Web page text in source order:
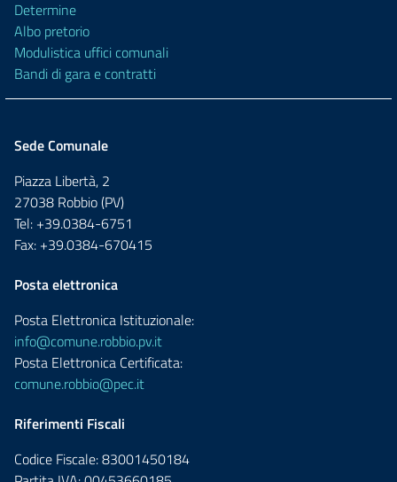
Determine
Albo pretorio
Modulistica uffici comunali
Bandi di gara e contratti
Sede Comunale
Piazza Libertà, 2
27038 Robbio (PV)
Tel: +39.0384-6751
Fax: +39.0384-670415
Posta elettronica
Posta Elettronica Istituzionale:
info@comune.robbio.pv.it
Posta Elettronica Certificata:
comune.robbio@pec.it
Riferimenti Fiscali
Codice Fiscale: 83001450184